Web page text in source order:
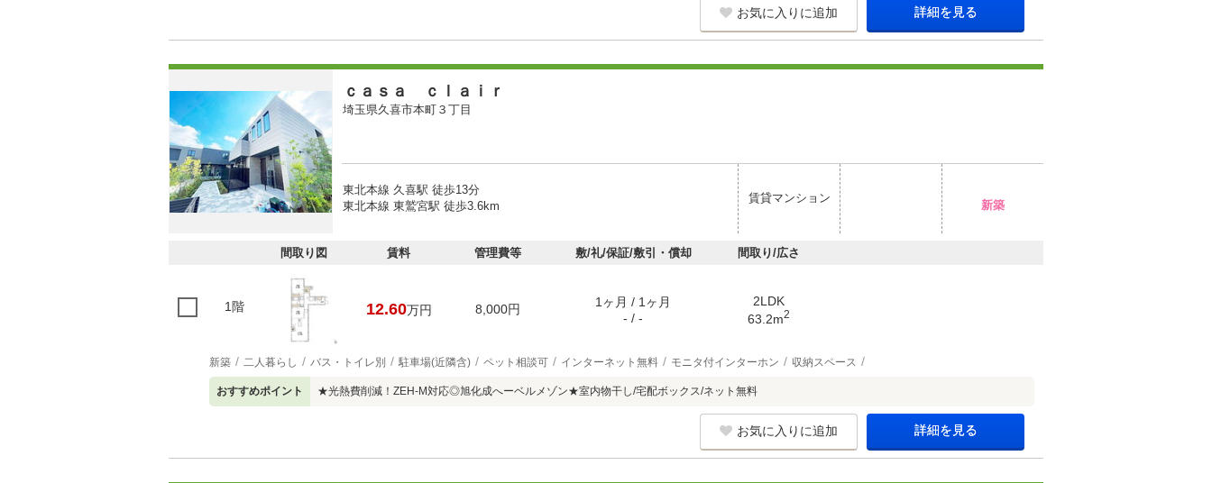
お気に入りに追加 詳細を見る
ｃａｓａ ｃｌａｉｒ
埼玉県久喜市本町３丁目
東北本線 久喜駅 徒歩13分
東北本線 東鷲宮駅 徒歩3.6km
賃貸マンション
新築
間取り図 賃料 管理費等 敷/礼/保証/敷引・償却 間取り/広さ
1階 12.60万円 8,000円
1ヶ月 / 1ヶ月
- / -
2LDK
63.2m2
新築 二人暮らし バス・トイレ別 駐車場(近隣含) ペット相談可 インターネット無料 モニタ付インターホン 収納スペース
おすすめポイント ★光熱費削減！ZEH-M対応◎旭化成へーベルメゾン★室内物干し/宅配ボックス/ネット無料
お気に入りに追加 詳細を見る